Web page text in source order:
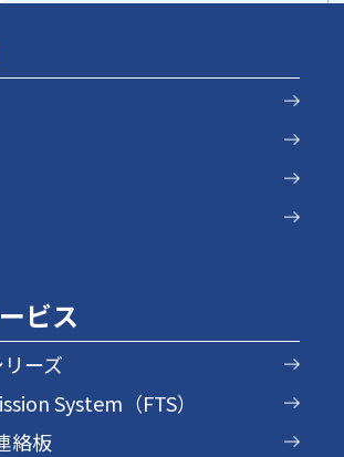
ビス
ーズ
System（FTS）
絡板